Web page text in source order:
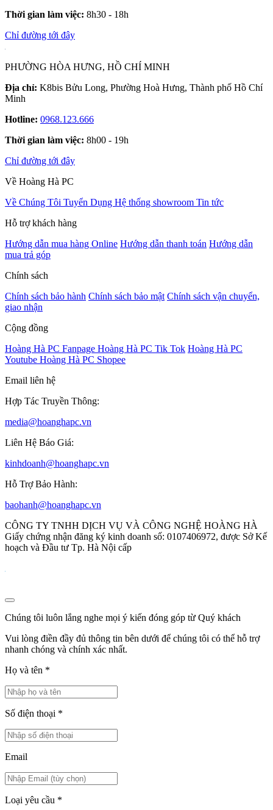
Thời gian làm việc: 8h30 - 18h
Chỉ đường tới đây
PHƯỜNG HÒA HƯNG, HỒ CHÍ MINH
Địa chỉ: K8bis Bửu Long, Phường Hoà Hưng, Thành phố Hồ Chí
Minh
Hotline: 0968.123.666
Thời gian làm việc: 8h00 - 19h
Chỉ đường tới đây
Về Hoàng Hà PC
Về Chúng Tôi Tuyển Dụng Hệ thống showroom Tin tức
Hỗ trợ khách hàng
Hướng dẫn mua hàng Online Hướng dẫn thanh toán Hướng dẫn
mua trả góp
Chính sách
Chính sách bảo hành Chính sách bảo mật Chính sách vận chuyển,
giao nhận
Cộng đồng
Hoàng Hà PC Fanpage Hoàng Hà PC Tik Tok Hoàng Hà PC
Youtube Hoàng Hà PC Shopee
Email liên hệ
Hợp Tác Truyền Thông:
media@hoanghapc.vn
Liên Hệ Báo Giá:
kinhdoanh@hoanghapc.vn
Hỗ Trợ Bảo Hành:
baohanh@hoanghapc.vn
CÔNG TY TNHH DỊCH VỤ VÀ CÔNG NGHỆ HOÀNG HÀ
Giấy chứng nhận đăng ký kinh doanh số: 0107406972, được Sở Kế
hoạch và Đầu tư Tp. Hà Nội cấp
Chúng tôi luôn lắng nghe mọi ý kiến đóng góp từ Quý khách
Vui lòng điền đầy đủ thông tin bên dưới để chúng tôi có thể hỗ trợ
nhanh chóng và chính xác nhất.
Họ và tên *
Số điện thoại *
Email
Loại yêu cầu *